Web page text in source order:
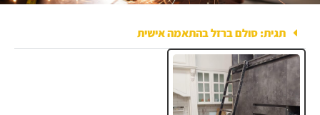
תגית: סולם ברזל בהתאמה אישית